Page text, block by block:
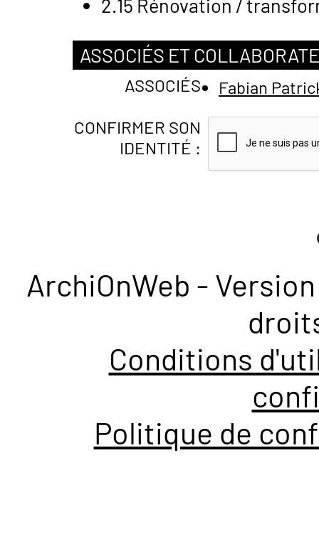
2.15 Rénovation /
ASSOCIÉS ET
ASSOCIÉS
Fabian
CONFIRMER SON
IDENTITÉ :
ArchiOnWeb -
Conditions
Politique de